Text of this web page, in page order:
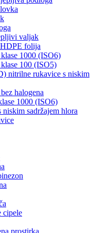
valjak
folija
1000 (ISO6)
100 (ISO5)
nitrilne rukavice s niskim
halogena
1000 (ISO6)
niskim sadržajem hlora
cipele
prostirka